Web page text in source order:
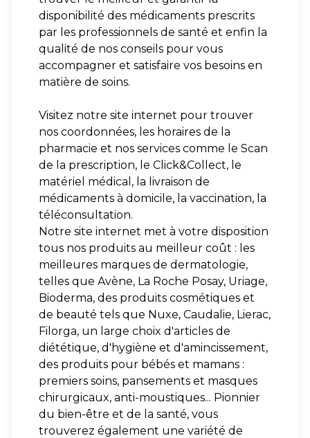
disponibilité des médicaments prescrits
par les professionnels de santé et enfin la
qualité de nos conseils pour vous
accompagner et satisfaire vos besoins en
matière de soins.
Visitez notre site internet pour trouver
nos coordonnées, les horaires de la
pharmacie et nos services comme le Scan
de la prescription, le Click&Collect, le
matériel médical, la livraison de
médicaments à domicile, la vaccination, la
téléconsultation.
Notre site internet met à votre disposition
tous nos produits au meilleur coût : les
meilleures marques de dermatologie,
telles que Avène, La Roche Posay, Uriage,
Bioderma, des produits cosmétiques et
de beauté tels que Nuxe, Caudalie, Lierac,
Filorga, un large choix d'articles de
diététique, d'hygiène et d'amincissement,
des produits pour bébés et mamans :
premiers soins, pansements et masques
chirurgicaux, anti-moustiques... Pionnier
du bien-être et de la santé, vous
trouverez également une variété de